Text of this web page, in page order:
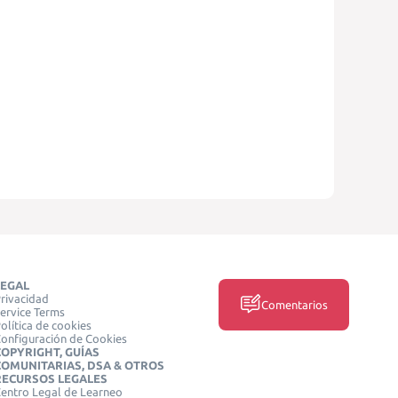
Terms
de cookies
de Cookies
GUÍAS
DSA & OTROS
LEGALES
Legal de Learneo
Comentarios